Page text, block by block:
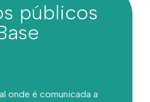
públicos
onde é comunicada a